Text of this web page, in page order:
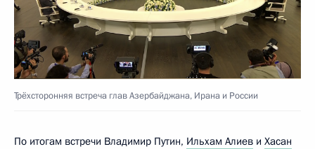
Трёхсторонняя встреча глав Азербайджана, Ирана и России
По итогам встречи Владимир Путин, Ильхам Алиев и Хасан